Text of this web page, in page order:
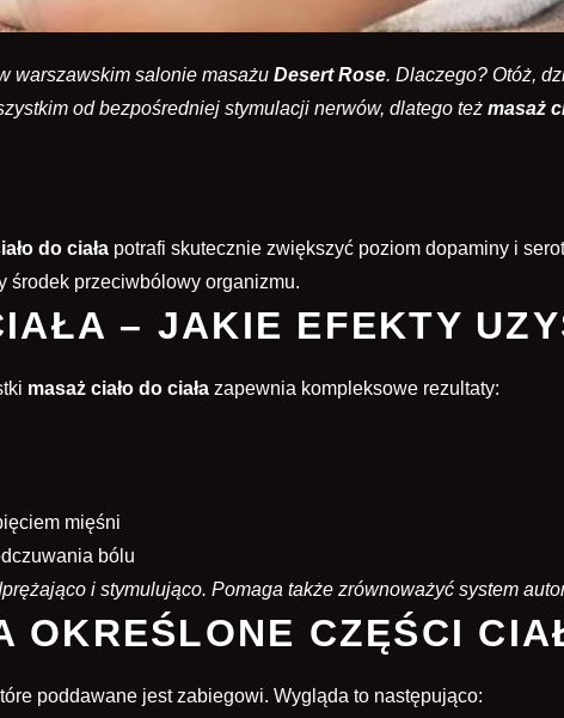
warszawskim salonie masażu Desert Rose. Dlaczego? Otóż,
od bezpośredniej stymulacji nerwów, dlatego też masaż
do ciała potrafi skutecznie zwiększyć poziom dopaminy i
środek przeciwbólowy organizmu.
– JAKIE EFEKTY
masaż ciało do ciała zapewnia kompleksowe rezultaty:
mięśni
bólu
i stymulująco. Pomaga także zrównoważyć system
OKREŚLONE CZĘŚCI
poddawane jest zabiegowi. Wygląda to następująco: